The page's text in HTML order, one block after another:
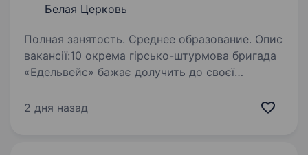
Белая Церковь
Полная занятость. Среднее образование. Опис
вакансії:10 окрема гірсько-штурмова бригада
«Едельвейс» бажає долучить до своєї
РОЗВІДНИК. 10 окрема гірсько-штурмова
2 дня назад